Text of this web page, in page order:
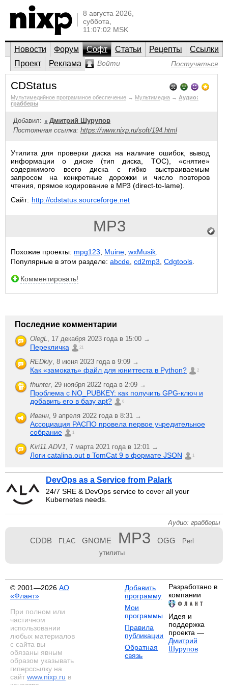
8 августа 2026,
суббота,
11:07:02 MSK
Новости Форум Софт Статьи Рецепты
Ссылки
Проект
Реклама Войти Постучаться
CDStatus
Мультимедийное программное обеспечение → Мультимедиа → Аудио:
грабберы
Добавил:
Дмитрий Шурупов
Постоянная ссылка: https://www.nixp.ru/soft/194.html
Утилита для проверки диска на наличие ошибок, вывод
информации о диске (тип диска, TOC), «снятие»
содержимого всего диска с гибко выстраиваемым
запросом на конкретные дорожки и число повторов
чтения, прямое кодирование в MP3 (direct-to-lame).
Сайт: http://cdstatus.sourceforge.net
MP3
Похожие проекты: mpg123 Muine wxMusik
Популярные в этом разделе: abcde cd2mp3 Cdgtools
Комментировать!
Последние комментарии
OlegL, 17 декабря 2023 года в 15:00 →
Перекличка 21
REDkiy, 8 июня 2023 года в 9:09 →
Как «замокать» файл для юниттеста в Python? 2
fhunter, 29 ноября 2022 года в 2:09 →
Проблема с NO_PUBKEY: как получить GPG-ключ и
добавить его в базу apt?
6
Иванн, 9 апреля 2022 года в 8:31 →
Ассоциация РАСПО провела первое учредительное
собрание
1
Kiri11.ADV1, 7 марта 2021 года в 12:01 →
Логи catalina.out в TomCat 9 в формате JSON 1
DevOps as a Service from Palark
24/7 SRE & DevOps service to cover all your
Kubernetes needs.
Аудио: грабберы
CDDB FLAC GNOME MP3 OGG
Perl
утилиты
© 2001—2026 АО
«Флант»
При полном или
частичном
использовании
любых материалов
с сайта вы
обязаны явным
образом указывать
гиперссылку на
сайт www.nixp.ru в
Добавить
программу
Мои
программы
Правила
публикации
Обратная
связь
Разработано в
компании
Идея и
поддержка
проекта —
Дмитрий
Шурупов